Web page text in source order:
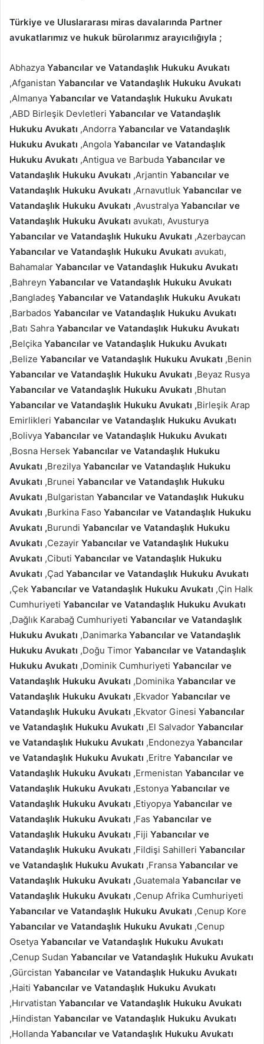
Türkiye ve Uluslararası miras davalarında Partner
avukatlarımız ve hukuk bürolarımız arayıcılığıyla ;
Abhazya Yabancılar ve Vatandaşlık Hukuku Avukatı
,Afganistan Yabancılar ve Vatandaşlık Hukuku Avukatı
,Almanya Yabancılar ve Vatandaşlık Hukuku Avukatı
,ABD Birleşik Devletleri Yabancılar ve Vatandaşlık
Hukuku Avukatı ,Andorra Yabancılar ve Vatandaşlık
Hukuku Avukatı ,Angola Yabancılar ve Vatandaşlık
Hukuku Avukatı ,Antigua ve Barbuda Yabancılar ve
Vatandaşlık Hukuku Avukatı ,Arjantin Yabancılar ve
Vatandaşlık Hukuku Avukatı ,Arnavutluk Yabancılar ve
Vatandaşlık Hukuku Avukatı ,Avustralya Yabancılar ve
Vatandaşlık Hukuku Avukatı avukatı, Avusturya
Yabancılar ve Vatandaşlık Hukuku Avukatı ,Azerbaycan
Yabancılar ve Vatandaşlık Hukuku Avukatı avukatı,
Bahamalar Yabancılar ve Vatandaşlık Hukuku Avukatı
,Bahreyn Yabancılar ve Vatandaşlık Hukuku Avukatı
,Bangladeş Yabancılar ve Vatandaşlık Hukuku Avukatı
,Barbados Yabancılar ve Vatandaşlık Hukuku Avukatı
,Batı Sahra Yabancılar ve Vatandaşlık Hukuku Avukatı
,Belçika Yabancılar ve Vatandaşlık Hukuku Avukatı
,Belize Yabancılar ve Vatandaşlık Hukuku Avukatı ,Benin
Yabancılar ve Vatandaşlık Hukuku Avukatı ,Beyaz Rusya
Yabancılar ve Vatandaşlık Hukuku Avukatı ,Bhutan
Yabancılar ve Vatandaşlık Hukuku Avukatı ,Birleşik Arap
Emirlikleri Yabancılar ve Vatandaşlık Hukuku Avukatı
,Bolivya Yabancılar ve Vatandaşlık Hukuku Avukatı
,Bosna Hersek Yabancılar ve Vatandaşlık Hukuku
Avukatı ,Brezilya Yabancılar ve Vatandaşlık Hukuku
Avukatı ,Brunei Yabancılar ve Vatandaşlık Hukuku
Avukatı ,Bulgaristan Yabancılar ve Vatandaşlık Hukuku
Avukatı ,Burkina Faso Yabancılar ve Vatandaşlık Hukuku
Avukatı ,Burundi Yabancılar ve Vatandaşlık Hukuku
Avukatı ,Cezayir Yabancılar ve Vatandaşlık Hukuku
Avukatı ,Cibuti Yabancılar ve Vatandaşlık Hukuku
Avukatı ,Çad Yabancılar ve Vatandaşlık Hukuku Avukatı
,Çek Yabancılar ve Vatandaşlık Hukuku Avukatı ,Çin Halk
Cumhuriyeti Yabancılar ve Vatandaşlık Hukuku Avukatı
,Dağlık Karabağ Cumhuriyeti Yabancılar ve Vatandaşlık
Hukuku Avukatı ,Danimarka Yabancılar ve Vatandaşlık
Hukuku Avukatı ,Doğu Timor Yabancılar ve Vatandaşlık
Hukuku Avukatı ,Dominik Cumhuriyeti Yabancılar ve
Vatandaşlık Hukuku Avukatı ,Dominika Yabancılar ve
Vatandaşlık Hukuku Avukatı ,Ekvador Yabancılar ve
Vatandaşlık Hukuku Avukatı ,Ekvator Ginesi Yabancılar
ve Vatandaşlık Hukuku Avukatı ,El Salvador Yabancılar
ve Vatandaşlık Hukuku Avukatı ,Endonezya Yabancılar
ve Vatandaşlık Hukuku Avukatı ,Eritre Yabancılar ve
Vatandaşlık Hukuku Avukatı ,Ermenistan Yabancılar ve
Vatandaşlık Hukuku Avukatı ,Estonya Yabancılar ve
Vatandaşlık Hukuku Avukatı ,Etiyopya Yabancılar ve
Vatandaşlık Hukuku Avukatı ,Fas Yabancılar ve
Vatandaşlık Hukuku Avukatı ,Fiji Yabancılar ve
Vatandaşlık Hukuku Avukatı ,Fildişi Sahilleri Yabancılar
ve Vatandaşlık Hukuku Avukatı ,Fransa Yabancılar ve
Vatandaşlık Hukuku Avukatı ,Guatemala Yabancılar ve
Vatandaşlık Hukuku Avukatı ,Cenup Afrika Cumhuriyeti
Yabancılar ve Vatandaşlık Hukuku Avukatı ,Cenup Kore
Yabancılar ve Vatandaşlık Hukuku Avukatı ,Cenup
Osetya Yabancılar ve Vatandaşlık Hukuku Avukatı
,Cenup Sudan Yabancılar ve Vatandaşlık Hukuku Avukatı
,Gürcistan Yabancılar ve Vatandaşlık Hukuku Avukatı
,Haiti Yabancılar ve Vatandaşlık Hukuku Avukatı
,Hırvatistan Yabancılar ve Vatandaşlık Hukuku Avukatı
,Hindistan Yabancılar ve Vatandaşlık Hukuku Avukatı
,Hollanda Yabancılar ve Vatandaşlık Hukuku Avukatı